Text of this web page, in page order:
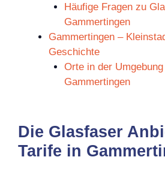
Häufige Fragen zu
Gammertingen
Gammertingen –
Geschichte
Orte in der
Gammertingen
Die Glasfaser
Tarife in